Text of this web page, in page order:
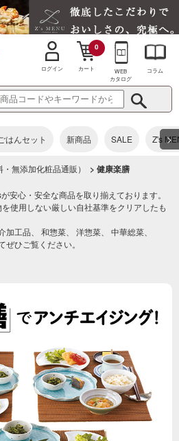
ログイン カート
0
WEB
カタログ
コラム
はんセット 新商品 SALE Z's >
無添加化粧品通販） > 健康楽膳
安心・安全な商品を取り揃えております。
使用しない厳しい自社基準をクリアしたも
加工品、 和惣菜、 洋惣菜、 中華総菜、
ぜひご覧ください。